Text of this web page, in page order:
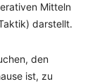
Mitteln
darstellt.
den
ist, zu